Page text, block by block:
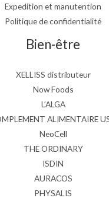
Expedition et manutention
Politique de confidentialité
Bien-être
XELLISS distributeur
Now Foods
L’ALGA
ALIMENTAIRE
NeoCell
THE ORDINARY
ISDIN
AURACOS
PHYSALIS